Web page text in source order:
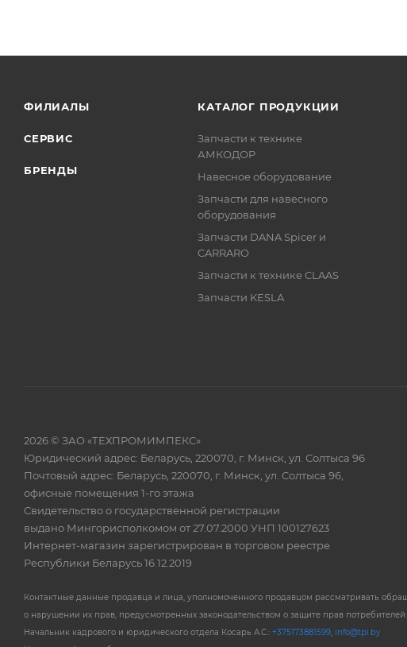
ФИЛИАЛЫ
СЕРВИС
БРЕНДЫ
КАТАЛОГ ПРОДУКЦИИ
Запчасти к технике
АМКОДОР
Навесное оборудование
Запчасти для навесного
оборудования
Запчасти DANA Spicer и
CARRARO
Запчасти к технике CLAAS
Запчасти KESLA
2026 © ЗАО «ТЕХПРОМИМПЕКС»
Юридический адрес: Беларусь, 220070, г. Минск, ул. Солтыса 96
Почтовый адрес: Беларусь, 220070, г. Минск, ул. Солтыса 96,
офисные помещения 1-го этажа
Свидетельство о государственной регистрации
выдано Мингорисполкомом от 27.07.2000 УНП 100127623
Интернет-магазин зарегистрирован в торговом реестре
Республики Беларусь 16.12.2019
Контактные данные продавца и лица, уполномоченного продавцом рассматривать
о нарушении их прав, предусмотренных законодательством о защите прав потребителей:
Начальник кадрового и юридического отдела Косарь А.С.: +375173881599, info@tpi.by